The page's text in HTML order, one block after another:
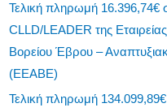
Τελική πληρωμή 16.396,74€
CLLD/LEADER της
Βορείου Έβρου –
(ΕΕΑΒΕ)
Τελική πληρωμή